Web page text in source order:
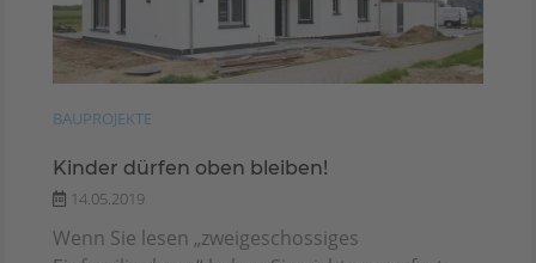
BAUPROJEKTE
Kinder dürfen oben bleiben!
14.05.2019
Wenn Sie lesen „zweigeschossiges